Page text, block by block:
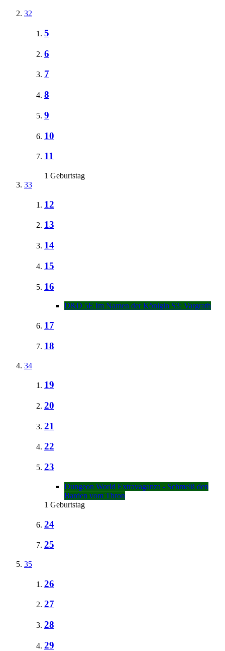
32
5
6
7
8
9
10
11
1 Geburtstag
33
12
13
14
15
16
D&D 5E Im Namen der Königin S3: Vargrath
17
18
34
19
20
21
22
23
Dungeon World Extravaganza - Schmeiß den
Barden vom Thron
1 Geburtstag
24
25
35
26
27
28
29